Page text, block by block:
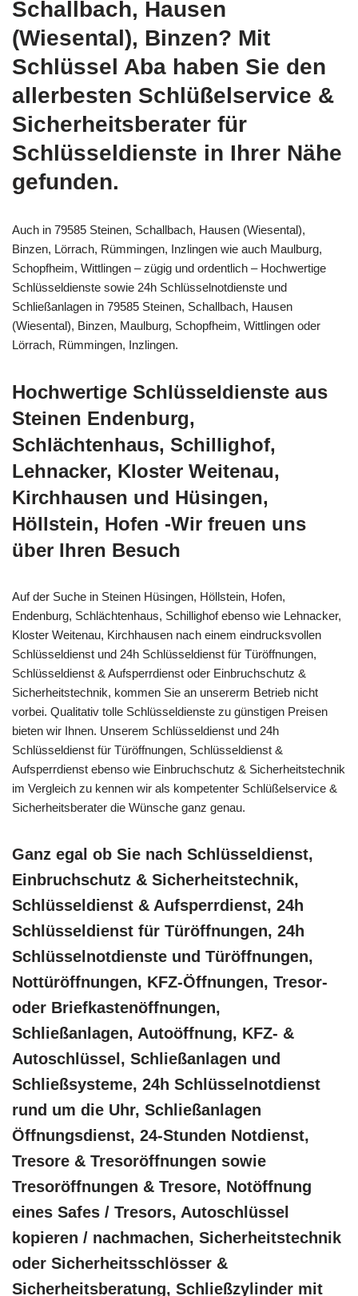
Schallbach, Hausen
(Wiesental), Binzen? Mit
Schlüssel Aba haben Sie den
allerbesten Schlüßelservice &
Sicherheitsberater für
Schlüsseldienste in Ihrer Nähe
gefunden.
Auch in 79585 Steinen, Schallbach, Hausen (Wiesental),
Binzen, Lörrach, Rümmingen, Inzlingen wie auch Maulburg,
Schopfheim, Wittlingen – zügig und ordentlich – Hochwertige
Schlüsseldienste sowie 24h Schlüsselnotdienste und
Schließanlagen in 79585 Steinen, Schallbach, Hausen
(Wiesental), Binzen, Maulburg, Schopfheim, Wittlingen oder
Lörrach, Rümmingen, Inzlingen.
Hochwertige Schlüsseldienste aus
Steinen Endenburg,
Schlächtenhaus, Schillighof,
Lehnacker, Kloster Weitenau,
Kirchhausen und Hüsingen,
Höllstein, Hofen -Wir freuen uns
über Ihren Besuch
Auf der Suche in Steinen Hüsingen, Höllstein, Hofen,
Endenburg, Schlächtenhaus, Schillighof ebenso wie Lehnacker,
Kloster Weitenau, Kirchhausen nach einem eindrucksvollen
Schlüsseldienst und 24h Schlüsseldienst für Türöffnungen,
Schlüsseldienst & Aufsperrdienst oder Einbruchschutz &
Sicherheitstechnik, kommen Sie an unsererm Betrieb nicht
vorbei. Qualitativ tolle Schlüsseldienste zu günstigen Preisen
bieten wir Ihnen. Unserem Schlüsseldienst und 24h
Schlüsseldienst für Türöffnungen, Schlüsseldienst &
Aufsperrdienst ebenso wie Einbruchschutz & Sicherheitstechnik
im Vergleich zu kennen wir als kompetenter Schlüßelservice &
Sicherheitsberater die Wünsche ganz genau.
Ganz egal ob Sie nach Schlüsseldienst,
Einbruchschutz & Sicherheitstechnik,
Schlüsseldienst & Aufsperrdienst, 24h
Schlüsseldienst für Türöffnungen, 24h
Schlüsselnotdienste und Türöffnungen,
Nottüröffnungen, KFZ-Öffnungen, Tresor-
oder Briefkastenöffnungen,
Schließanlagen, Autoöffnung, KFZ- &
Autoschlüssel, Schließanlagen und
Schließsysteme, 24h Schlüsselnotdienst
rund um die Uhr, Schließanlagen
Öffnungsdienst, 24-Stunden Notdienst,
Tresore & Tresoröffnungen sowie
Tresoröffnungen & Tresore, Notöffnung
eines Safes / Tresors, Autoschlüssel
kopieren / nachmachen, Sicherheitstechnik
oder Sicherheitsschlösser &
Sicherheitsberatung, Schließzylinder mit